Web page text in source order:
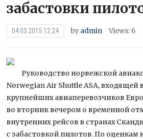
забастовки
04.03.2015 12:24 by admin Views: 6
Руководство норвежской
Norwegian Air Shuttle ASA, входящей
крупнейших авиаперевозчиков
во вторник вечером о временной
внутренних рейсов в странах
с забастовкой пилотов. По оценкам